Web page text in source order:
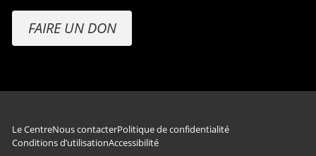
FAIRE UN DON
Navigation du pied de page
Le CentreNous contacterPolitique de confidentialité
Conditions d’utilisationAccessibilité